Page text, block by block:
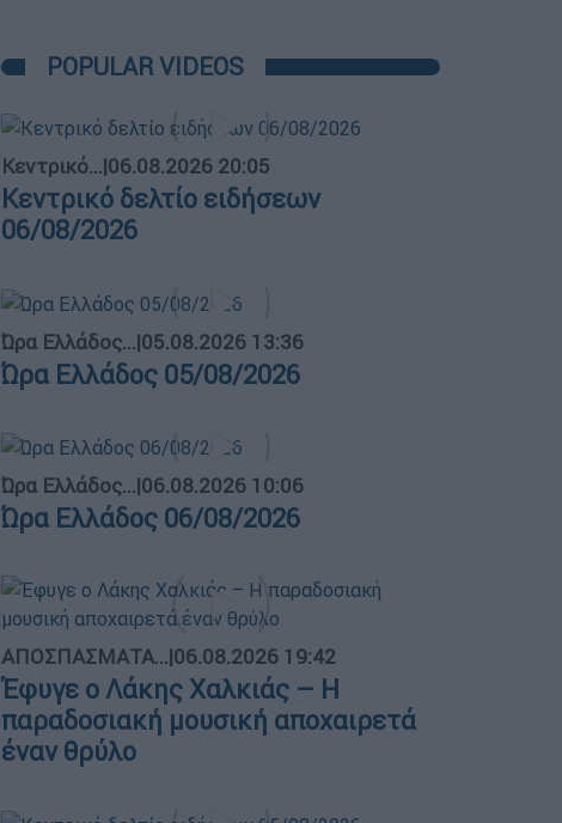
POPULAR VIDEOS
Κεντρικό...|06.08.2026 20:05
Κεντρικό δελτίο ειδήσεων
06/08/2026
Ώρα Ελλάδος...|05.08.2026 13:36
Ώρα Ελλάδος 05/08/2026
Ώρα Ελλάδος...|06.08.2026 10:06
Ώρα Ελλάδος 06/08/2026
ΑΠΟΣΠΑΣΜΑΤΑ...|06.08.2026 19:42
Έφυγε ο Λάκης Χαλκιάς – Η
παραδοσιακή μουσική αποχαιρετά
έναν θρύλο